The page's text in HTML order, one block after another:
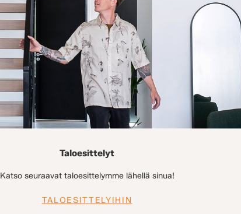
Taloesittelyt
Katso seuraavat taloesittelymme lähellä sinua!
TALOESITTELYIHIN